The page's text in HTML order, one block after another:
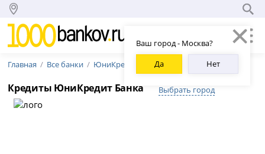
Ваш город - Москва?
Да
Нет
Главная Все банки ЮниКредит Банк
Кредиты ЮниКредит Банка Выбрать город